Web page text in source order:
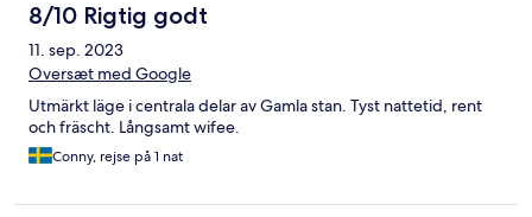
8/10 Rigtig godt
11. sep. 2023
Oversæt med Google
Utmärkt läge i centrala delar av Gamla stan. Tyst nattetid, rent
och fräscht. Långsamt wifee.
Conny, rejse på 1 nat